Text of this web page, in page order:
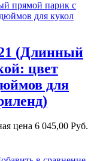
(Длинный
цвет
для
цена 6 045,00 Руб.